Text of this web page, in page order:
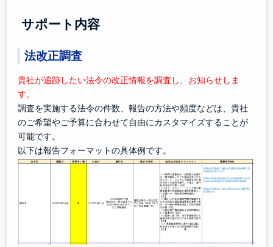
サポート内容
法改正調査
貴社が追跡したい法令の改正情報を調査し、お知らせしま
す。
調査を実施する法令の件数、報告の方法や頻度などは、貴社
のご希望やご予算に合わせて自由にカスタマイズすることが
可能です。
以下は報告フォーマットの具体例です。